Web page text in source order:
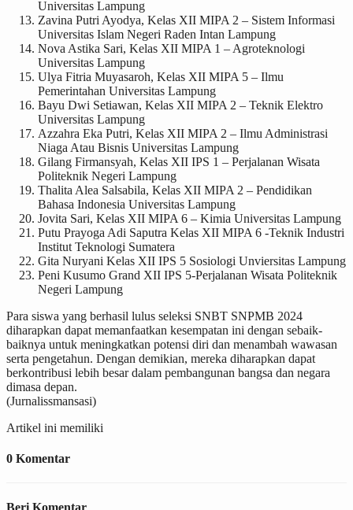
Universitas Lampung
Zavina Putri Ayodya, Kelas XII MIPA 2 – Sistem Informasi
Universitas Islam Negeri Raden Intan Lampung
Nova Astika Sari, Kelas XII MIPA 1 – Agroteknologi
Universitas Lampung
Ulya Fitria Muyasaroh, Kelas XII MIPA 5 – Ilmu
Pemerintahan Universitas Lampung
Bayu Dwi Setiawan, Kelas XII MIPA 2 – Teknik Elektro
Universitas Lampung
Azzahra Eka Putri, Kelas XII MIPA 2 – Ilmu Administrasi
Niaga Atau Bisnis Universitas Lampung
Gilang Firmansyah, Kelas XII IPS 1 – Perjalanan Wisata
Politeknik Negeri Lampung
Thalita Alea Salsabila, Kelas XII MIPA 2 – Pendidikan
Bahasa Indonesia Universitas Lampung
Jovita Sari, Kelas XII MIPA 6 – Kimia Universitas Lampung
Putu Prayoga Adi Saputra Kelas XII MIPA 6 -Teknik Industri
Institut Teknologi Sumatera
Gita Nuryani Kelas XII IPS 5 Sosiologi Unviersitas Lampung
Peni Kusumo Grand XII IPS 5-Perjalanan Wisata Politeknik
Negeri Lampung
Para siswa yang berhasil lulus seleksi SNBT SNPMB 2024
diharapkan dapat memanfaatkan kesempatan ini dengan sebaik-
baiknya untuk meningkatkan potensi diri dan menambah wawasan
serta pengetahun. Dengan demikian, mereka diharapkan dapat
berkontribusi lebih besar dalam pembangunan bangsa dan negara
dimasa depan.
(Jurnalissmansasi)
Artikel ini memiliki
0 Komentar
Beri Komentar